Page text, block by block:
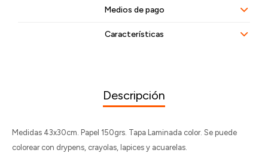
Medios de pago
Características
Descripción
Medidas 43x30cm. Papel 150grs. Tapa Laminada color. Se puede
colorear con drypens, crayolas, lapices y acuarelas.